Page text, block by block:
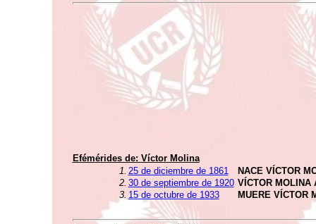
Efémérides de: Víctor Molina
1. 25 de diciembre de 1861
NACE VÍCTOR
2. 30 de septiembre de 1920 VÍCTOR MOLINA
3. 15 de octubre de 1933 MUERE VÍCTOR